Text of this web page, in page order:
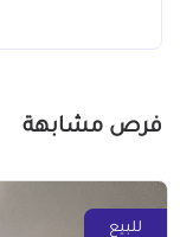
فرص مشابهة
للبيع